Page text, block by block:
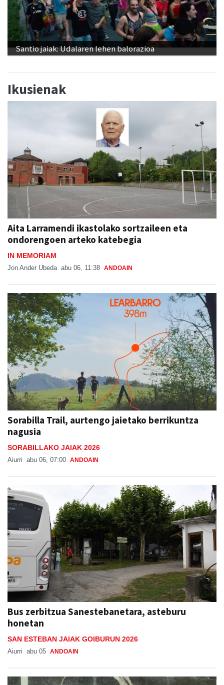
Santio jaiak: Udalaren lehen balorazioa
Ikusienak
Aita Larramendi ikastolako sortzaileen eta
ondorengoen arteko katebegia
IN MEMORIAM
Jon Ander Ubeda abu 06, 11:38 ANDOAIN
Sorabilla Trail, aurtengo jaietako berrikuntza
nagusia
SORABILLAKO JAIAK 2026
Aiurri abu 06, 07:00 ANDOAIN
Bus zerbitzua Sanestebanetara, asteburu
honetan
SAN ESTEBAN JAIAK GOIBURUN 2026
Aiurri abu 05 ANDOAIN